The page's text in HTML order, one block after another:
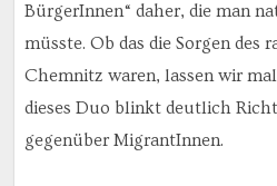
BürgerInnen“ daher, die man
müsste. Ob das die Sorgen des
Chemnitz waren, lassen wir
dieses Duo blinkt deutlich
gegenüber MigrantInnen.